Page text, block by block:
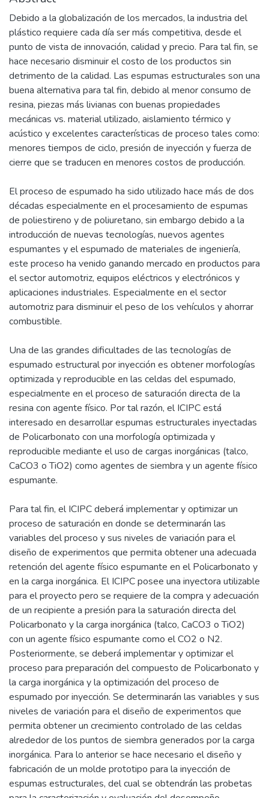
Debido a la globalización de los mercados, la industria del
plástico requiere cada día ser más competitiva, desde el
punto de vista de innovación, calidad y precio. Para tal fin, se
hace necesario disminuir el costo de los productos sin
detrimento de la calidad. Las espumas estructurales son una
buena alternativa para tal fin, debido al menor consumo de
resina, piezas más livianas con buenas propiedades
mecánicas vs. material utilizado, aislamiento térmico y
acústico y excelentes características de proceso tales como:
menores tiempos de ciclo, presión de inyección y fuerza de
cierre que se traducen en menores costos de producción.
El proceso de espumado ha sido utilizado hace más de dos
décadas especialmente en el procesamiento de espumas
de poliestireno y de poliuretano, sin embargo debido a la
introducción de nuevas tecnologías, nuevos agentes
espumantes y el espumado de materiales de ingeniería,
este proceso ha venido ganando mercado en productos para
el sector automotriz, equipos eléctricos y electrónicos y
aplicaciones industriales. Especialmente en el sector
automotriz para disminuir el peso de los vehículos y ahorrar
combustible.
Una de las grandes dificultades de las tecnologías de
espumado estructural por inyección es obtener morfologías
optimizada y reproducible en las celdas del espumado,
especialmente en el proceso de saturación directa de la
resina con agente físico. Por tal razón, el ICIPC está
interesado en desarrollar espumas estructurales inyectadas
de Policarbonato con una morfología optimizada y
reproducible mediante el uso de cargas inorgánicas (talco,
CaCO3 o TiO2) como agentes de siembra y un agente físico
espumante.
Para tal fin, el ICIPC deberá implementar y optimizar un
proceso de saturación en donde se determinarán las
variables del proceso y sus niveles de variación para el
diseño de experimentos que permita obtener una adecuada
retención del agente físico espumante en el Policarbonato y
en la carga inorgánica. El ICIPC posee una inyectora utilizable
para el proyecto pero se requiere de la compra y adecuación
de un recipiente a presión para la saturación directa del
Policarbonato y la carga inorgánica (talco, CaCO3 o TiO2)
con un agente físico espumante como el CO2 o N2.
Posteriormente, se deberá implementar y optimizar el
proceso para preparación del compuesto de Policarbonato y
la carga inorgánica y la optimización del proceso de
espumado por inyección. Se determinarán las variables y sus
niveles de variación para el diseño de experimentos que
permita obtener un crecimiento controlado de las celdas
alrededor de los puntos de siembra generados por la carga
inorgánica. Para lo anterior se hace necesario el diseño y
fabricación de un molde prototipo para la inyección de
espumas estructurales, del cual se obtendrán las probetas